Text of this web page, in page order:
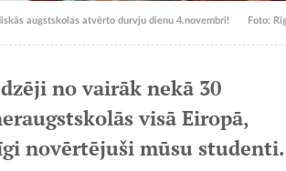
augstskolas atvērto durvju dienu 4.novembrī! Foto:
no vairāk nekā 30
visā Eiropā,
novērtējuši mūsu studenti.